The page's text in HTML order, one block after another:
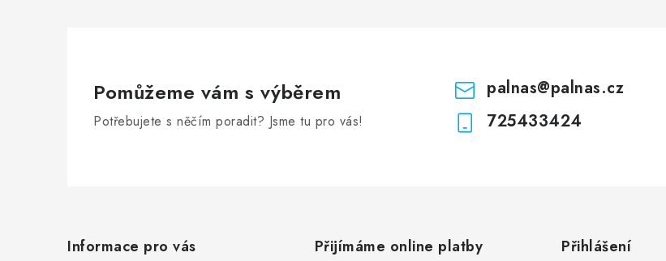
Pomůžeme vám s výběrem
Potřebujete s něčím poradit? Jsme tu pro vás!
palnas@palnas.cz
725433424
Informace pro vás Přijímáme online platby Přihlášení